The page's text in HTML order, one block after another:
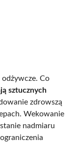
Co
sztucznych
zdrowszą
Wekowanie
nadmiaru